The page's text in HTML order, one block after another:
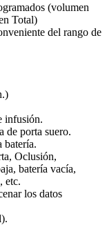
(volumen
Total)
del rango de
infusión.
de porta suero.
batería.
Oclusión,
batería vacía,
etc.
los datos